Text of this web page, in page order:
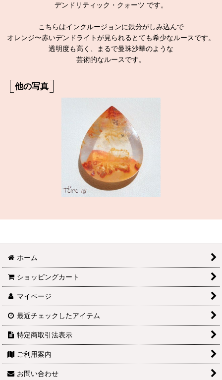
デンドリティック・クォーツ です。
こちらはインクルージョンに鉄分がしみ込んで
オレンジ〜赤いデンドライトが見られるとても希少なルースです。
透明度も高く、まるで曼珠沙華のような
芸術的なルースです。
他の写真
ホーム
ショッピングカート
マイページ
最近チェックしたアイテム
特定商取引法表示
ご利用案内
お問い合わせ